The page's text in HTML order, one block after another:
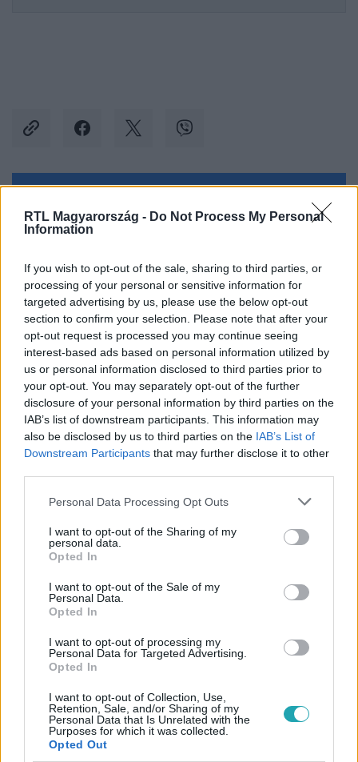
RTL Magyarország - Do Not Process My Personal
Information
If you wish to opt-out of the sale, sharing to third parties, or
processing of your personal or sensitive information for
targeted advertising by us, please use the below opt-out
section to confirm your selection. Please note that after your
opt-out request is processed you may continue seeing
interest-based ads based on personal information utilized by
us or personal information disclosed to third parties prior to
your opt-out. You may separately opt-out of the further
disclosure of your personal information by third parties on the
IAB’s list of downstream participants. This information may
also be disclosed by us to third parties on the IAB’s List of
Downstream Participants that may further disclose it to other
Please note that this website/app uses one or more Google
not limited to your visit or usage behaviour. You may click to
grant or deny consent to Google and its third-party tags to
use your data for below specified purposes in below Google
consent section.
Personal Data Processing Opt Outs
I want to opt-out of the Sharing of my
personal data.
Opted In
I want to opt-out of the Sale of my
Personal Data.
Opted In
I want to opt-out of processing my
Personal Data for Targeted Advertising.
Opted In
I want to opt-out of Collection, Use,
Retention, Sale, and/or Sharing of my
Personal Data that Is Unrelated with the
Purposes for which it was collected.
Opted Out
Facebookon is!
Követem
#TUDOMÁNY-TECH #TUDOMÁNY #GILA
#VIPERAGYÍK # COLORADO #EGYESÜLT ÁLLAMOK
#MÉRGES GYÍK #MÉRGEZÉS
Népszerű